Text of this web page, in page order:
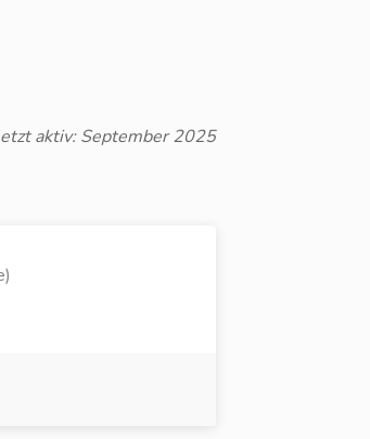
aktiv: September 2025